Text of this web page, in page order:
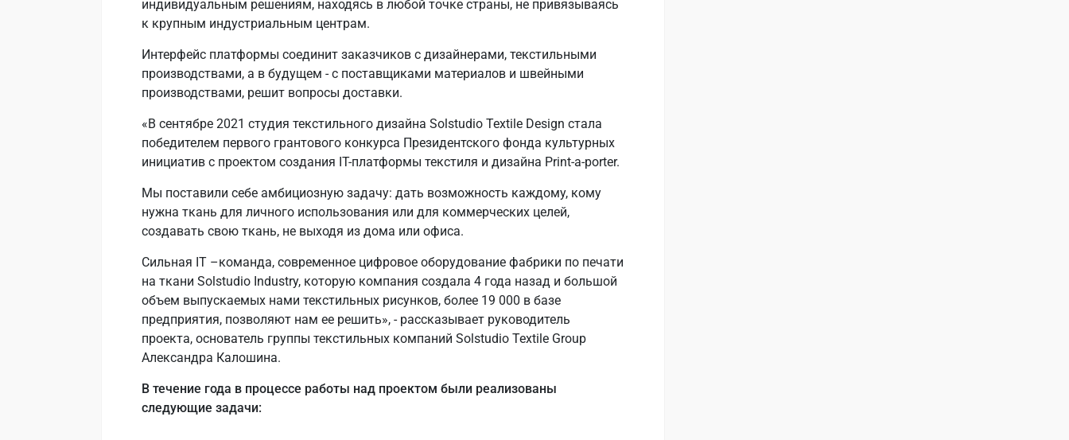
индивидуальным решениям, находясь в любой точке страны, не привязываясь
к крупным индустриальным центрам.
Интерфейс платформы соединит заказчиков с дизайнерами, текстильными
производствами, а в будущем - с поставщиками материалов и швейными
производствами, решит вопросы доставки.
«В сентябре 2021 студия текстильного дизайна Solstudio Textile Design стала
победителем первого грантового конкурса Президентского фонда культурных
инициатив с проектом создания IT-платформы текстиля и дизайна Print-a-porter.
Мы поставили себе амбициозную задачу: дать возможность каждому, кому
нужна ткань для личного использования или для коммерческих целей,
создавать свою ткань, не выходя из дома или офиса.
Сильная IT –команда, современное цифровое оборудование фабрики по печати
на ткани Solstudio Industry, которую компания создала 4 года назад и большой
объем выпускаемых нами текстильных рисунков, более 19 000 в базе
предприятия, позволяют нам ее решить», - рассказывает руководитель
проекта, основатель группы текстильных компаний Solstudio Textile Group
Александра Калошина.
В течение года в процессе работы над проектом были реализованы
следующие задачи: